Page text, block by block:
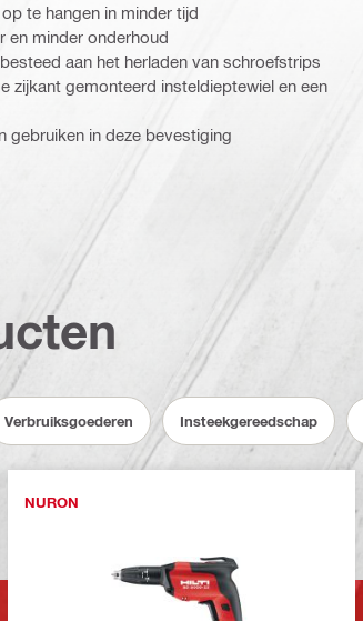
te hangen in minder tijd
en minder onderhoud
aan het herladen van schroefstrips
zijkant gemonteerd insteldieptewiel en een
gebruiken in deze bevestiging
Verbruiksgoederen Insteekgereedschap
NURON